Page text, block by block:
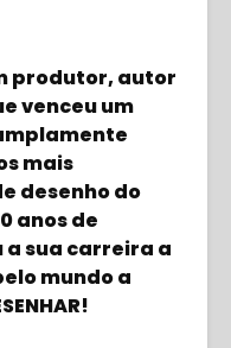
produtor, autor
venceu um
mais
desenho do
anos de
sua carreira a
mundo a